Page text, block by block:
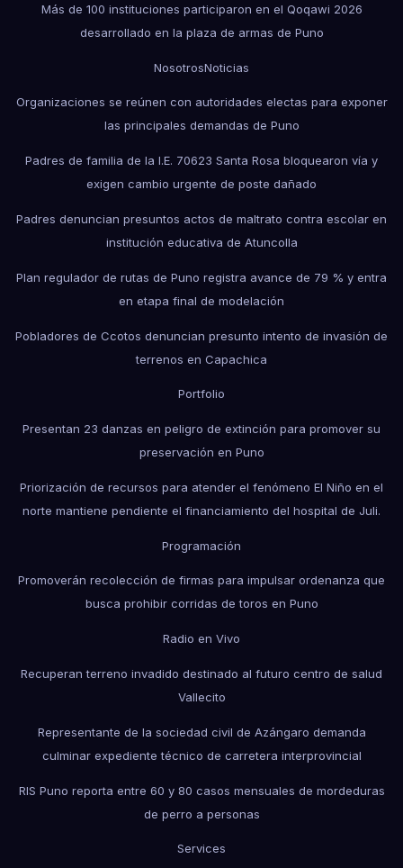
Más de 100 instituciones participaron en el Qoqawi 2026
desarrollado en la plaza de armas de Puno
NosotrosNoticias
Organizaciones se reúnen con autoridades electas para exponer
las principales demandas de Puno
Padres de familia de la I.E. 70623 Santa Rosa bloquearon vía y
exigen cambio urgente de poste dañado
Padres denuncian presuntos actos de maltrato contra escolar en
institución educativa de Atuncolla
Plan regulador de rutas de Puno registra avance de 79 % y entra
en etapa final de modelación
Pobladores de Ccotos denuncian presunto intento de invasión de
terrenos en Capachica
Portfolio
Presentan 23 danzas en peligro de extinción para promover su
preservación en Puno
Priorización de recursos para atender el fenómeno El Niño en el
norte mantiene pendiente el financiamiento del hospital de Juli.
Programación
Promoverán recolección de firmas para impulsar ordenanza que
busca prohibir corridas de toros en Puno
Radio en Vivo
Recuperan terreno invadido destinado al futuro centro de salud
Vallecito
Representante de la sociedad civil de Azángaro demanda
culminar expediente técnico de carretera interprovincial
RIS Puno reporta entre 60 y 80 casos mensuales de mordeduras
de perro a personas
Services